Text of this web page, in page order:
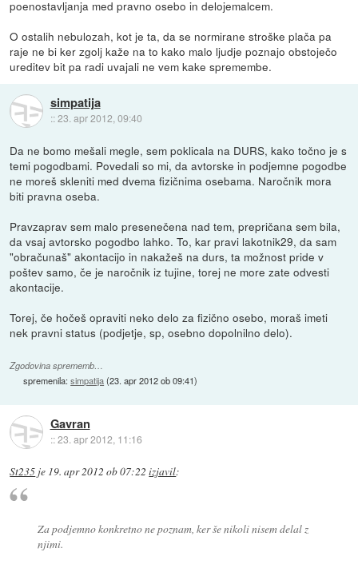
poenostavljanja med pravno osebo in delojemalcem.
O ostalih nebulozah, kot je ta, da se normirane stroške plača pa
raje ne bi ker zgolj kaže na to kako malo ljudje poznajo obstoječo
ureditev bit pa radi uvajali ne vem kake spremembe.
simpatija
::23. apr 2012, 09:40
Da ne bomo mešali megle, sem poklicala na DURS, kako točno je s
temi pogodbami. Povedali so mi, da avtorske in podjemne pogodbe
ne moreš skleniti med dvema fizičnima osebama. Naročnik mora
biti pravna oseba.
Pravzaprav sem malo presenečena nad tem, prepričana sem bila,
da vsaj avtorsko pogodbo lahko. To, kar pravi lakotnik29, da sam
"obračunaš" akontacijo in nakažeš na durs, ta možnost pride v
poštev samo, če je naročnik iz tujine, torej ne more zate odvesti
akontacije.
Torej, če hočeš opraviti neko delo za fizično osebo, moraš imeti
nek pravni status (podjetje, sp, osebno dopolnilno delo).
Zgodovina sprememb…
spremenila:simpatija(23. apr 2012 ob 09:41)
Gavran
::23. apr 2012, 11:16
St235 je 19. apr 2012 ob 07:22 izjavil:
Za podjemno konkretno ne poznam, ker še nikoli nisem delal z
njimi.